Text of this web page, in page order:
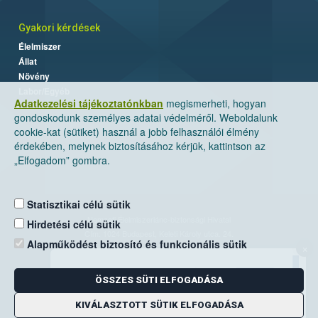
Adatkezelési tájékoztatónkban megismerheti, hogyan
gondoskodunk személyes adatai védelméről. Weboldalunk
cookie-kat (sütiket) használ a jobb felhasználói élmény
érdekében, melynek biztosításához kérjük, kattintson az
„Elfogadom” gombra.
Statisztikai célú sütik
Hirdetési célú sütik
Alapműködést biztosító és funkcionális sütik
ÖSSZES SÜTI ELFOGADÁSA
KIVÁLASZTOTT SÜTIK ELFOGADÁSA
Gyakori kérdések
Élelmiszer
Állat
Növény
Nemzeti Élelmiszerlánc-biztonsági Hivatal
Levelezési cím: 1525 Budapest. Pf. 30.
E-mail:ugyfelszolgalat@nebih.gov.hu
Zöld szám: 06-80/263-244
Telefon: 06-1/ 336-9000